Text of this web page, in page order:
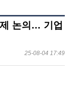
논의… 기업
25-08-04 17:49